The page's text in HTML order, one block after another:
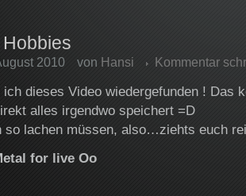
2010 von Hansi Kommentar
ich dieses Video wiedergefunden ! Das
alles irgendwo speichert =D
so lachen müssen, also…ziehts euch
for live Oo